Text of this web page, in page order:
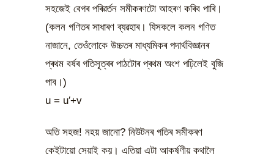
সহজেই বেগৰ পৰিৱৰ্তন সমীকৰণটো আহৰণ কৰিব পাৰি।
(কলন গণিতৰ সাধাৰণ ব্যৱহাৰ। যিসকলে কলন গণিত
নাজানে, তেওঁলোকে উচ্চতৰ মাধ্যমিকৰ পদাৰ্থবিজ্ঞানৰ
প্ৰথম বৰ্ষৰ গতিসূত্ৰৰ পাঠটোৰ প্ৰথম অংশ পঢ়িলেই বুজি
পাব।)
u = u′+v
অতি সহজ! নহয় জানো? নিউটনৰ গতিৰ সমীকৰণ
কেইটায়ো সেয়াই কয়। এতিয়া এটা আকৰ্ষণীয় কথালৈ